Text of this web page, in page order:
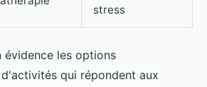
stress
évidence les options
qui répondent aux